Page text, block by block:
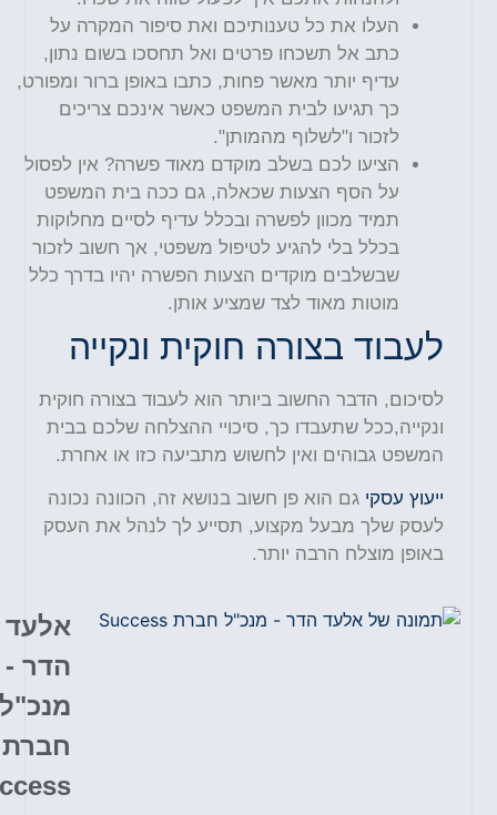
העלו את כל טענותיכם ואת סיפור המקרה על
כתב אל תשכחו פרטים ואל תחסכו בשום נתון,
עדיף יותר מאשר פחות, כתבו באופן ברור ומפורט,
כך תגיעו לבית המשפט כאשר אינכם צריכים
לזכור ו"לשלוף מהמותן".
הציעו לכם בשלב מוקדם מאוד פשרה? אין לפסול
על הסף הצעות שכאלה, גם ככה בית המשפט
תמיד מכוון לפשרה ובכלל עדיף לסיים מחלוקות
בכלל בלי להגיע לטיפול משפטי, אך חשוב לזכור
שבשלבים מוקדים הצעות הפשרה יהיו בדרך כלל
מוטות מאוד לצד שמציע אותן.
לעבוד בצורה חוקית ונקייה
לסיכום, הדבר החשוב ביותר הוא לעבוד בצורה חוקית
ונקייה,ככל שתעבדו כך, סיכויי ההצלחה שלכם בבית
המשפט גבוהים ואין לחשוש מתביעה כזו או אחרת.
ייעוץ עסקיגם הוא פן חשוב בנושא זה, הכוונה נכונה
לעסק שלך מבעל מקצוע, תסייע לך לנהל את העסק
באופן מוצלח הרבה יותר.
אלעד
הדר -
מנכ"ל
חברת
Success